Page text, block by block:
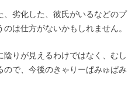
劣化した、彼氏がいるなどのプ
は仕方がないかもしれません。
りが見えるわけではなく、むし
で、今後のきゃりーぱみゅぱみ